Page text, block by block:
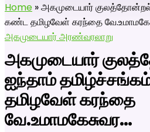
Home »அகமுடையார்
கண்ட தமிழவேள் கரந்தை
அகமுடையார் அரண்வரலாறு
அகமுடையார்
ஐந்தாம்
தமிழவேள் கரந்தை
வே.உமாமகேசுவர…